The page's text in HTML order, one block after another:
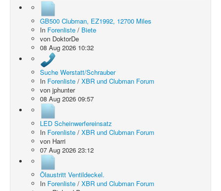
GB500 Clubman, EZ1992, 12700 Miles
In Forenliste / Biete
von DoktorDe
08 Aug 2026 10:32
Suche Werstatt/Schrauber
In Forenliste / XBR und Clubman Forum
von jphunter
08 Aug 2026 09:57
LED Scheinwerfereinsatz
In Forenliste / XBR und Clubman Forum
von Harri
07 Aug 2026 23:12
Ölaustritt Ventildeckel.
In Forenliste / XBR und Clubman Forum